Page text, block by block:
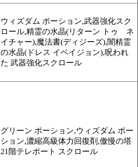
ウィズダム ポーション,武器強化スク
ロール,精霊の水晶(リターン トゥ ネ
イチャー),魔法書(ディジーズ),闇精霊
の水晶(ドレス イベイジョン),呪われ
た 武器強化スクロール
グリーン ポーション,ウィズダム ポー
ション,濃縮高級体力回復剤,傲慢の塔
21階テレポート スクロール